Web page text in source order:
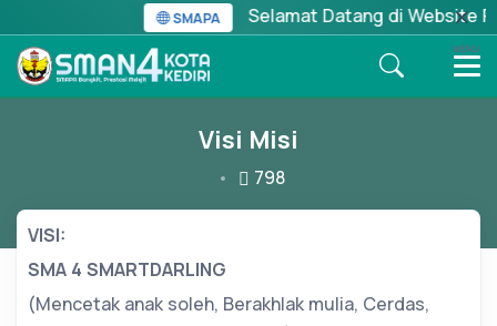
SMAPA Selamat Datang di Website
MENU
Visi Misi
798
VISI:
SMA 4 SMARTDARLING
(Mencetak anak soleh, Berakhlak mulia, Cerdas,